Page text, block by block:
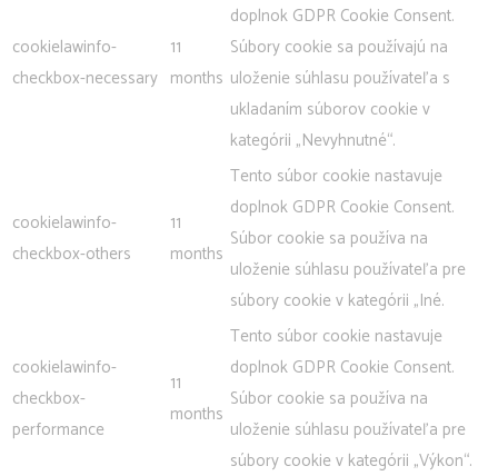
cookielawinfo-
checkbox-necessary
11
months
doplnok GDPR Cookie Consent.
Súbory cookie sa používajú na
uloženie súhlasu používateľa s
ukladaním súborov cookie v
kategórii „Nevyhnutné“.
cookielawinfo-
checkbox-others
11
months
Tento súbor cookie nastavuje
doplnok GDPR Cookie Consent.
Súbor cookie sa používa na
uloženie súhlasu používateľa pre
súbory cookie v kategórii „Iné.
cookielawinfo-
checkbox-
performance
11
months
Tento súbor cookie nastavuje
doplnok GDPR Cookie Consent.
Súbor cookie sa používa na
uloženie súhlasu používateľa pre
súbory cookie v kategórii „Výkon“.